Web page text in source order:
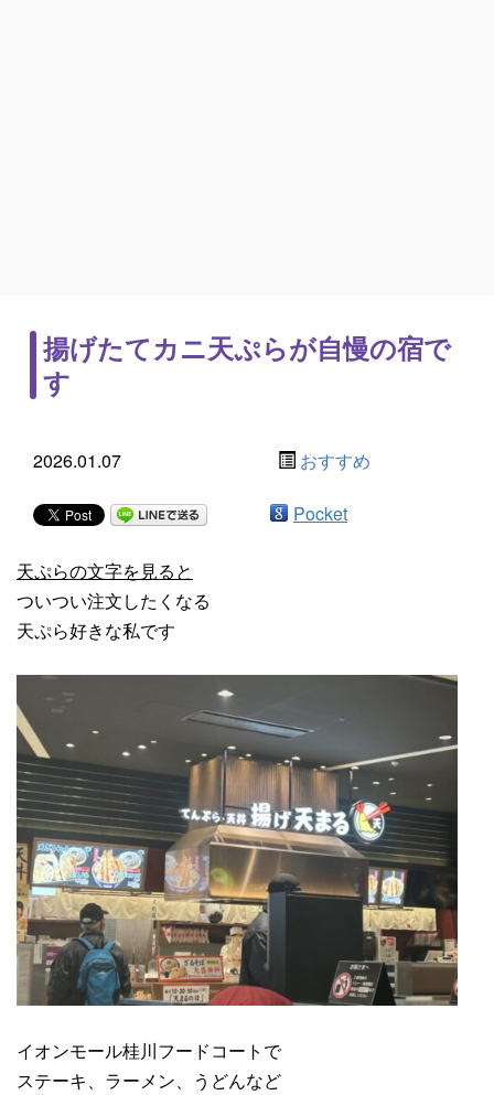
揚げたてカニ天ぷらが自慢の宿で
す
2026.01.07 おすすめ
Pocket
天ぷらの文字を見ると
ついつい注文したくなる
天ぷら好きな私です
イオンモール桂川フードコートで
ステーキ、ラーメン、うどんなど